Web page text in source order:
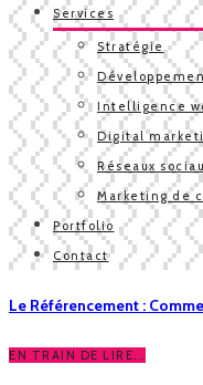
Services
Stratégie
Intelligence
Digital
Réseaux
Marketing de
Portfolio
Contact
Le Référencement :
EN TRAIN DE LIRE...